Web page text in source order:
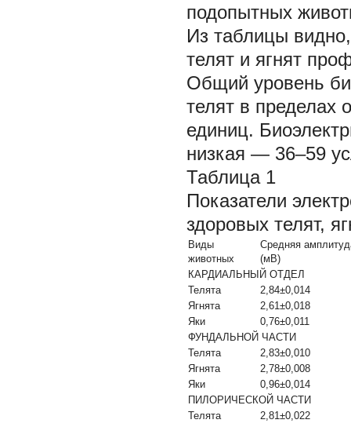
подопытных
Из таблицы видно,
телят и ягнят
Общий уровень
телят в пределах
единиц.
низкая — 36–59
Таблица 1
Показатели
здоровых телят,
Виды
животных
Средняя
(мВ)
КАРДИАЛЬНЫЙ ОТДЕЛ
Телята
2,84±0,014
Ягнята
2,61±0,018
Яки
0,76±0,011
ФУНДАЛЬНОЙ ЧАСТИ
Телята
2,83±0,010
Ягнята
2,78±0,008
Яки
0,96±0,014
ПИЛОРИЧЕСКОЙ ЧАСТИ
Телята
2,81±0,022